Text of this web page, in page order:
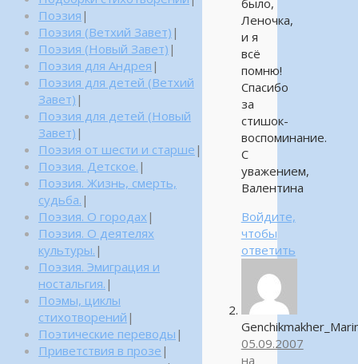
было,
Леночка,
и я
всё
помню!
Спасибо
за
стишок-
воспоминание.
С
уважением,
Валентина
Войдите,
чтобы
ответить
05.09.2007
на
Поэзия |
Поэзия (Ветхий Завет) |
Поэзия (Новый Завет) |
Поэзия для Андрея |
Поэзия для детей (Ветхий
Завет) |
Поэзия для детей (Новый
Завет) |
Поэзия от шести и старше |
Поэзия. Детское. |
Поэзия. Жизнь, смерть,
судьба. |
Поэзия. О городах |
Поэзия. О деятелях
культуры. |
Поэзия. Эмиграция и
ностальгия. |
Поэмы, циклы
стихотворений |
Поэтические переводы |
Приветствия в прозе |